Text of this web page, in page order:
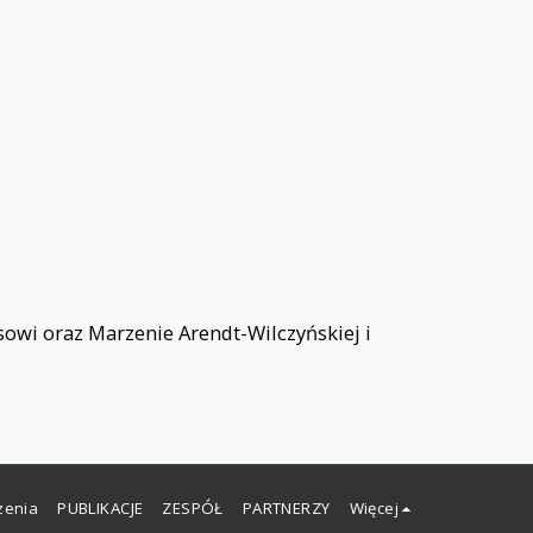
oraz Marzenie Arendt-Wilczyńskiej i
PUBLIKACJE ZESPÓŁ PARTNERZY Więcej